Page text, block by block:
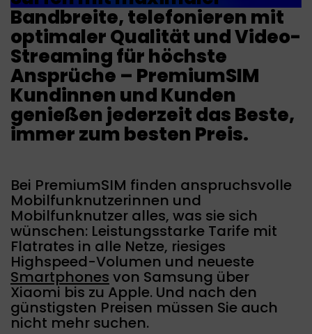
Bandbreite, telefonieren mit
optimaler Qualität und Video-
Streaming für höchste
Ansprüche – PremiumSIM
Kundinnen und Kunden
genießen jederzeit das Beste,
immer zum besten Preis.
Bei PremiumSIM finden anspruchsvolle
Mobilfunknutzerinnen und
Mobilfunknutzer alles, was sie sich
wünschen: Leistungsstarke Tarife mit
Flatrates in alle Netze, riesiges
Highspeed-Volumen und neueste
Smartphones von Samsung über
Xiaomi bis zu Apple. Und nach den
günstigsten Preisen müssen Sie auch
nicht mehr suchen.